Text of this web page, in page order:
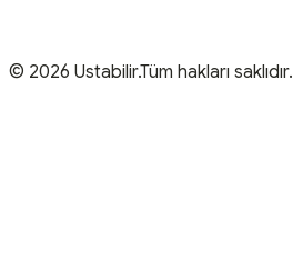
© 2026 Ustabilir.Tüm hakları saklıdır.